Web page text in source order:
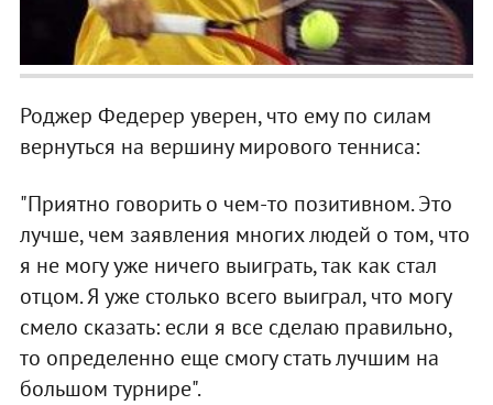
Роджер Федерер уверен, что ему по силам
вернуться на вершину мирового тенниса:
"Приятно говорить о чем-то позитивном. Это
лучше, чем заявления многих людей о том, что
я не могу уже ничего выиграть, так как стал
отцом. Я уже столько всего выиграл, что могу
смело сказать: если я все сделаю правильно,
то определенно еще смогу стать лучшим на
большом турнире".